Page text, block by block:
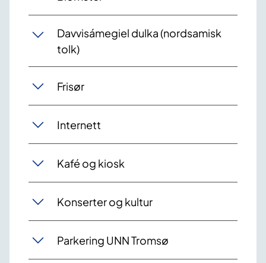
Davvisámegiel dulka (nordsamisk
tolk)
Frisør
Internett
Kafé og kiosk
Konserter og kultur
Parkering UNN Tromsø